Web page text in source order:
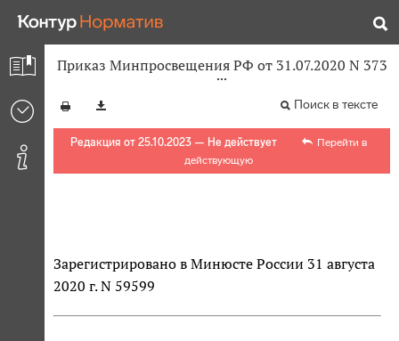
Приказ Минпросвещения РФ от 31.07.2020 N 373
Поиск в тексте
Редакция от 25.10.2023 — Не действует
Перейти в
действующую
Зарегистрировано в Минюсте России 31 августа
2020 г. N 59599